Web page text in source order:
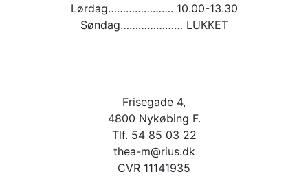
Lørdag…………………. 10.00-13.30
Søndag………………… LUKKET
Frisegade 4,
4800 Nykøbing F.
Tlf. 54 85 03 22
thea-m@rius.dk
CVR 11141935